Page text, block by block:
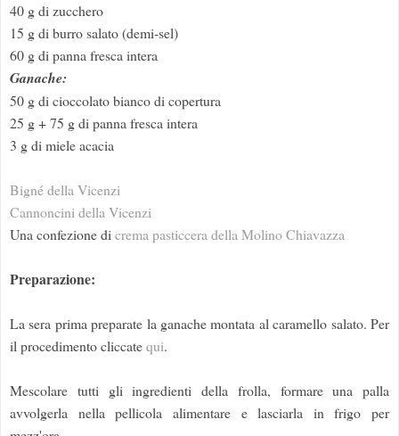
40 g di zucchero
15 g di burro salato (demi-sel)
60 g di panna fresca intera
Ganache:
50 g di cioccolato bianco di copertura
25 g + 75 g di panna fresca intera
3 g di miele acacia
Bigné della Vicenzi
Cannoncini della Vicenzi
Una confezione dicrema pasticcera della Molino Chiavazza
Preparazione:
La sera prima preparate la ganache montata al caramello salato. Per
il procedimento cliccatequi.
Mescolare tutti gli ingredienti della frolla, formare una palla
avvolgerla nella pellicola alimentare e lasciarla in frigo per